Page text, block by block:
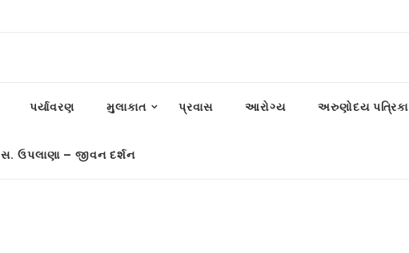
પર્યાવરણ મુલાકાત પ્રવાસ આરોગ્ય અરુણોદય પત્રિકા
ઉપલાણા – જીવન દર્શન